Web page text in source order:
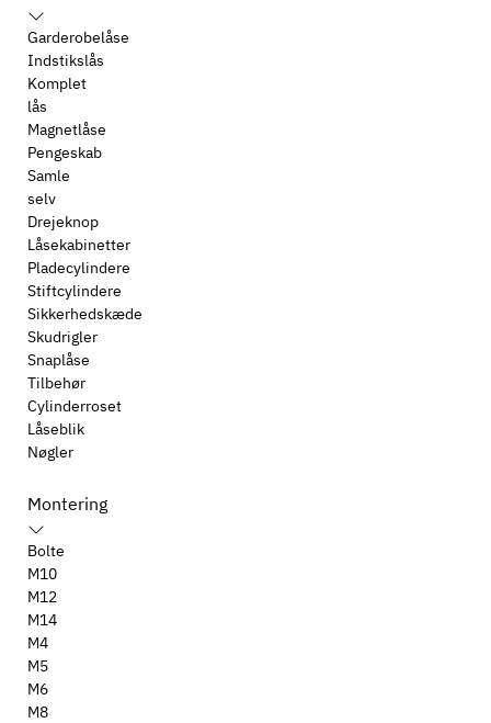
Garderobelåse
Indstikslås
Komplet
lås
Magnetlåse
Pengeskab
Samle
selv
Drejeknop
Låsekabinetter
Pladecylindere
Stiftcylindere
Sikkerhedskæde
Skudrigler
Snaplåse
Tilbehør
Cylinderroset
Låseblik
Nøgler
Montering
Bolte
M10
M12
M14
M4
M5
M6
M8